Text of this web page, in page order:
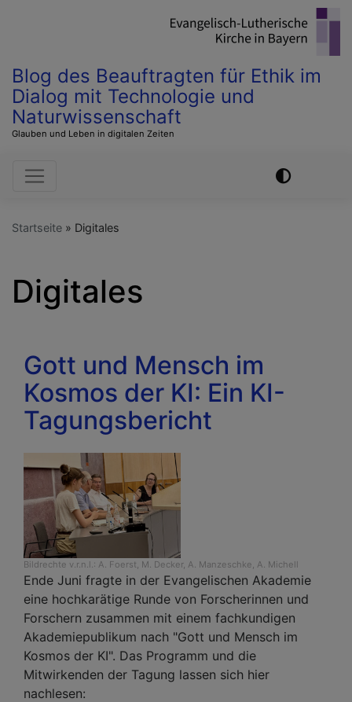
Blog des Beauftragten für Ethik im
Dialog mit Technologie und
Naturwissenschaft
Glauben und Leben in digitalen Zeiten
Hauptnavigation
Startseite Digitales
Digitales
Gott und Mensch im
Kosmos der KI: Ein KI-
Tagungsbericht
Bildrechte v.r.n.l.: A. Foerst, M. Decker, A. Manzeschke, A. Michell
Ende Juni fragte in der Evangelischen Akademie
eine hochkarätige Runde von Forscherinnen und
Forschern zusammen mit einem fachkundigen
Akademiepublikum nach "Gott und Mensch im
Kosmos der KI". Das Programm und die
Mitwirkenden der Tagung lassen sich hier
nachlesen: